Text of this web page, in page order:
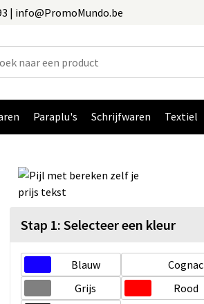
| info@PromoMundo.be
Paraplu's Schrijfwaren Textiel
Stap 1: Selecteer een kleur
Blauw
Cognac
Grijs
Rood